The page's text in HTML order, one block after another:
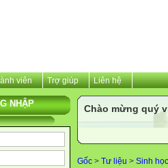
viên Trợ giúp Liên hệ
NHẬP Chào mừng quý
Gốc > Tư liệu > Sinh học